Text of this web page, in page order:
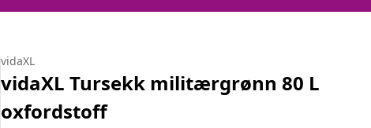
vidaXL
vidaXL Tursekk militærgrønn 80 L
oxfordstoff